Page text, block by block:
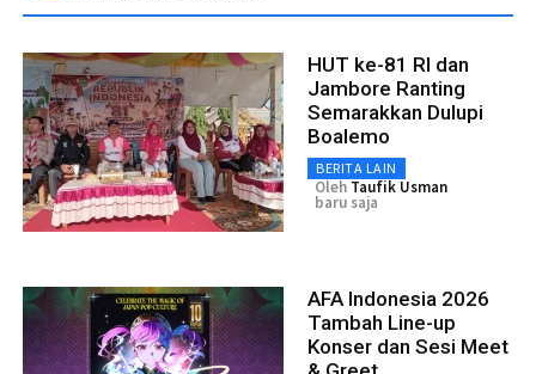
HUT ke-81 RI dan
Jambore Ranting
Semarakkan Dulupi
Boalemo
BERITA LAIN
Oleh Taufik Usman
baru saja
AFA Indonesia 2026
Tambah Line-up
Konser dan Sesi Meet